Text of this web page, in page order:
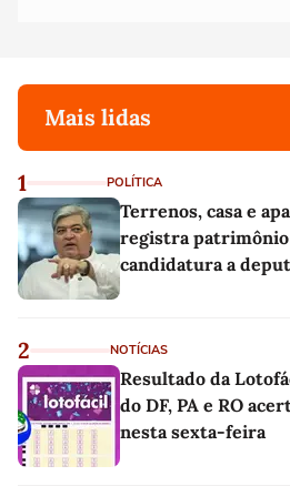
Mais lidas
1 POLÍTICA
Terrenos, casa e
registra patrimônio
candidatura a
2 NOTÍCIAS
Resultado da
do DF, PA e RO
nesta sexta-feira